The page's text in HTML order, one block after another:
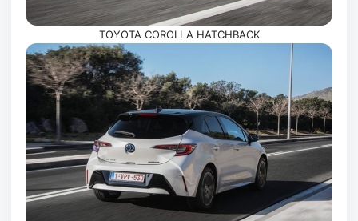
TOYOTA COROLLA HATCHBACK